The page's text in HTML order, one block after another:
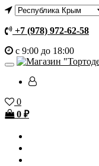
+7 (978) 972-62-58
с 9:00 до 18:00
0
0 ₽